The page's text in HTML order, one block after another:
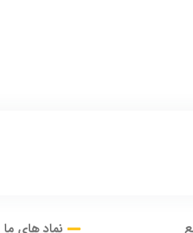
نماد های ما